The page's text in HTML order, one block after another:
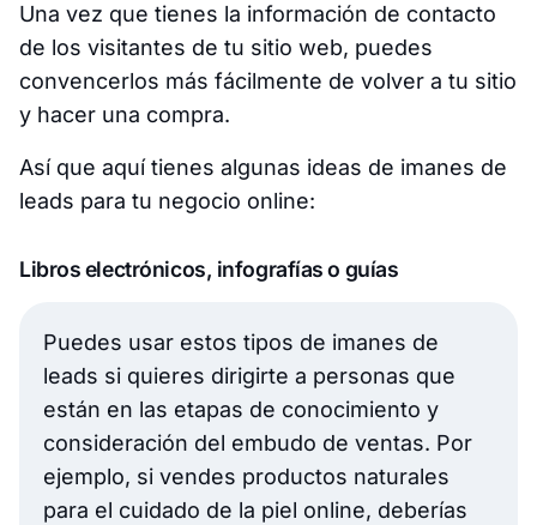
Una vez que tienes la información de contacto
de los visitantes de tu sitio web, puedes
convencerlos más fácilmente de volver a tu sitio
y hacer una compra.
Así que aquí tienes algunas ideas de imanes de
leads para tu negocio online:
Libros electrónicos, infografías o guías
Puedes usar estos tipos de imanes de
leads si quieres dirigirte a personas que
están en las etapas de conocimiento y
consideración del embudo de ventas. Por
ejemplo, si vendes productos naturales
para el cuidado de la piel online, deberías